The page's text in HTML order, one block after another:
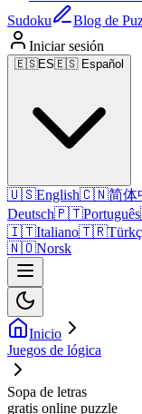
Sudoku
Blog de
Iniciar sesión
🇪🇸ES🇪🇸 Español
🇺🇸English🇨🇳简体
Deutsch🇵🇹Português
🇮🇹Italiano🇹🇷
🇳🇴Norsk
Inicio
Juegos de lógica
Sopa de letras
gratis online puzzle